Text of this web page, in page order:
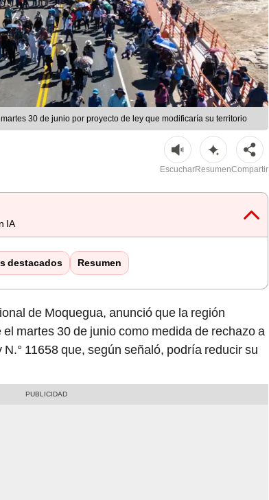
30 de junio por proyecto de ley que modificaría su territorio
EscucharResumenCompartir
IA
destacados Resumen
de Moquegua, anunció que la región
martes 30 de junio como medida de rechazo a
11658 que, según señaló, podría reducir su